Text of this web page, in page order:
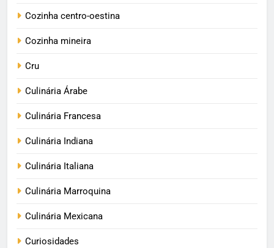
Cozinha centro-oestina
Cozinha mineira
Cru
Culinária Árabe
Culinária Francesa
Culinária Indiana
Culinária Italiana
Culinária Marroquina
Culinária Mexicana
Curiosidades